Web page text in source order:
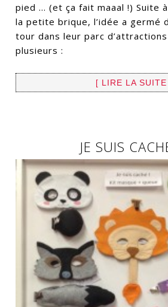
pied … (et ça fait maaal !) Suite
la petite brique, l’idée a germé
tour dans leur parc
plusieurs :
[ LIRE LA SUITE
JE SUIS